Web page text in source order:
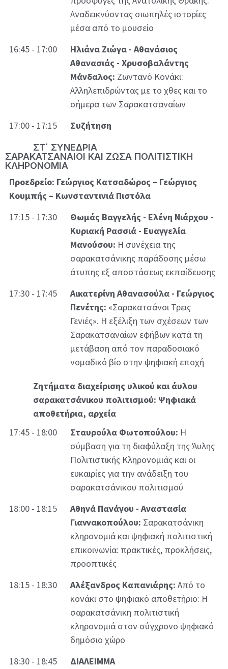
Αναδεικνύοντας σιωπηλές ιστορίες
μέσα από το μουσείο
16:45 - 17:00
Ηλιάνα Ζιώγα - Αθανάσιος
Αθανασιάς - Χρυσοβαλάντης
Μάνδαλος: Ζωντανό Κονάκι:
Αλληλεπιδρώντας με το χθες και το
σήμερα των Σαρακατσαναίων
17:00 - 17:15
Συζήτηση
ΣΤ΄ ΣΥΝΕΔΡΙΑ
ΣΑΡΑΚΑΤΣΑΝΑΙΟΙ ΚΑΙ ΖΩΣΑ ΠΟΛΙΤΙΣΤΙΚΗ
ΚΛΗΡΟΝΟΜΙΑ
Προεδρείο: Γεώργιος Κατσαδώρος – Γεώργιος
Κουμπής – Κωνσταντινιά Πιστόλα
17:15 - 17:30
Θωμάς Βαγγελής - Ελένη Νιάρχου -
Κυριακή Ρασσιά - Ευαγγελία
Μανούσου: Η συνέχεια της
σαρακατσάνικης παράδοσης μέσω
άτυπης εξ αποστάσεως εκπαίδευσης
17:30 - 17:45
Αικατερίνη Αθανασούλα - Γεώργιος
Πενέτης: «Σαρακατσάνοι Τρεις
Γενιές». Η εξέλιξη των σχέσεων των
Σαρακατσαναίων εφήβων κατά τη
μετάβαση από τον παραδοσιακό
νομαδικό βίο στην ψηφιακή εποχή
Ζητήματα διαχείρισης υλικού και άυλου
σαρακατσάνικου πολιτισμού: Ψηφιακά
αποθετήρια, αρχεία
17:45 - 18:00
Σταυρούλα Φωτοπούλου: Η
σύμβαση για τη διαφύλαξη της Άυλης
Πολιτιστικής Κληρονομιάς και οι
ευκαιρίες για την ανάδειξη του
σαρακατσάνικου πολιτισμού
18:00 - 18:15
Αθηνά Πανάγου - Αναστασία
Γιαννακοπούλου: Σαρακατσάνικη
κληρονομιά και ψηφιακή πολιτιστική
επικοινωνία: πρακτικές, προκλήσεις,
προοπτικές
18:15 - 18:30
Αλέξανδρος Καπανιάρης: Από το
κονάκι στο ψηφιακό αποθετήριο: Η
σαρακατσάνικη πολιτιστική
κληρονομιά στον σύγχρονο ψηφιακό
δημόσιο χώρο
18:30 - 18:45
ΔΙΑΛΕΙΜΜΑ